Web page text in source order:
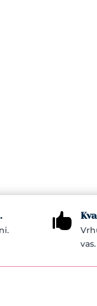

vas.